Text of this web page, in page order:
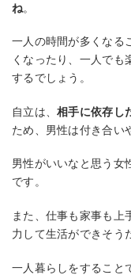
ね。
一人の時間が多くなる
くなったり、一人でも
するでしょう。
自立は、相手に依存し
ため、男性は付き合い
男性がいいなと思う女
です。
また、仕事も家事も上
力して生活ができそう
一人暮らしをすること